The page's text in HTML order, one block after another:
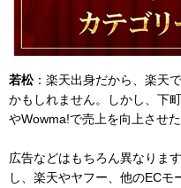
若松：楽天出身だから、楽天
かもしれません。しかし、下
やWowma!で売上を向上させ
広告などはもちろん異なりま
し、楽天やヤフー、他のECモ